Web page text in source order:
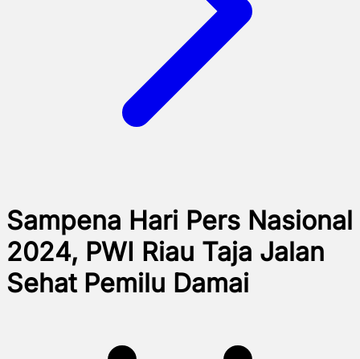
Sampena Hari Pers Nasional
2024, PWI Riau Taja Jalan
Sehat Pemilu Damai